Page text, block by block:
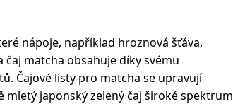
nápoje, například hroznová šťáva,
čaj matcha obsahuje díky svému
Čajové listy pro matcha se upravují
japonský zelený čaj široké spektrum